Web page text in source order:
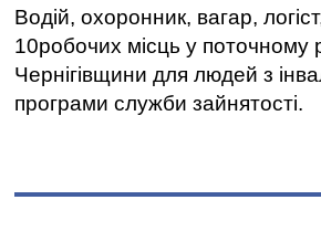
Водій, охоронник, вагар,
10робочих місць у
Чернігівщини для людей з
програми служби зайнятості.